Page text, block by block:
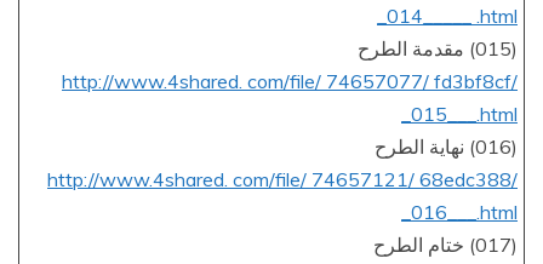
_014_____ .html
(015) مقدمة الطرح
http://www.4shared. com/file/ 74657077/ fd3bf8cf/
_015___.html
(016) نهاية الطرح
http://www.4shared. com/file/ 74657121/ 68edc388/
_016___.html
(017) ختام الطرح